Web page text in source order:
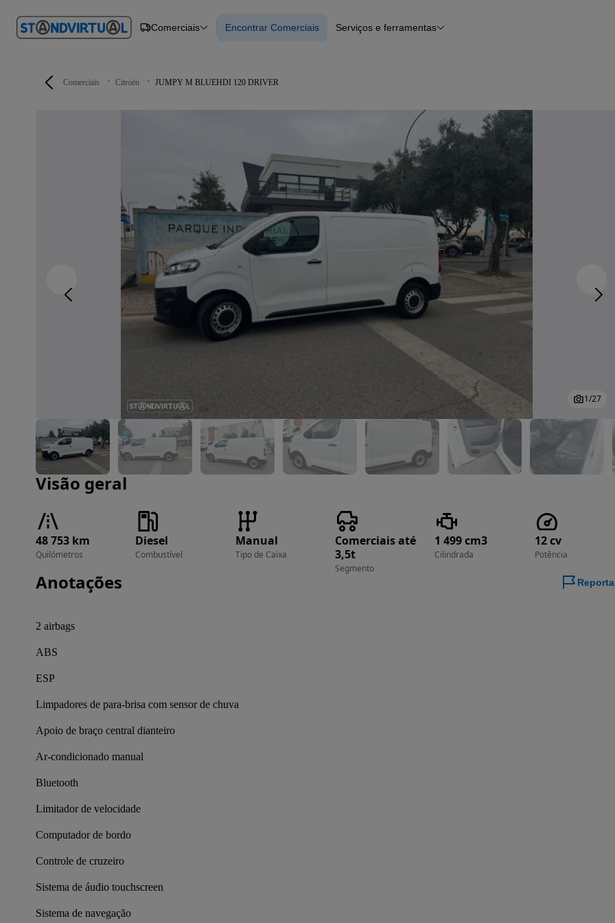
em
Carros Carros
Autocaravanas
Comerciais Encontrar Comerciais Serviços e ferramentas
Comerciais Citroën JUMPY M BLUEHDI 120 DRIVER
Imagem 1 de 27
1/27
Visão geral
48 753 km
Quilómetros
Diesel
Combustível
Manual
Tipo de Caixa
Comerciais até
3,5t
Segmento
1 499 cm3
Cilindrada
12 cv
Potência
Anotações
2 airbags
ABS
ESP
Limpadores de para-brisa com sensor de chuva
Apoio de braço central dianteiro
Ar-condicionado manual
Bluetooth
Limitador de velocidade
Computador de bordo
Controle de cruzeiro
Sistema de áudio touchscreen
Sistema de navegação